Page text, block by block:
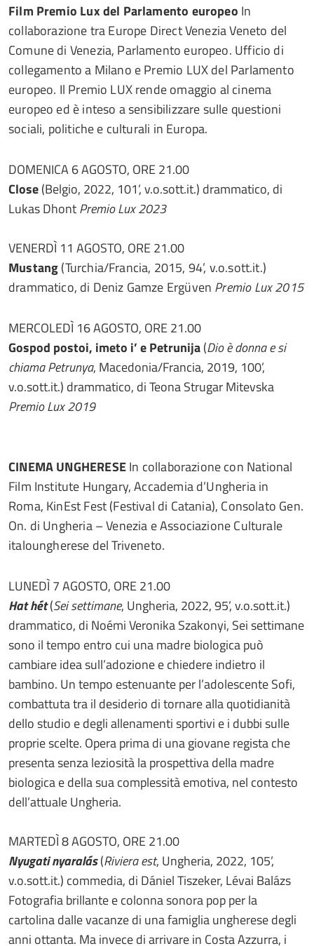
Film Premio Lux del Parlamento europeo In
collaborazione tra Europe Direct Venezia Veneto del
Comune di Venezia, Parlamento europeo. Ufficio di
collegamento a Milano e Premio LUX del Parlamento
europeo. Il Premio LUX rende omaggio al cinema
europeo ed è inteso a sensibilizzare sulle questioni
sociali, politiche e culturali in Europa.
DOMENICA 6 AGOSTO, ORE 21.00
Close(Belgio, 2022, 101’, v.o.sott.it.) drammatico, di
Lukas DhontPremio Lux 2023
VENERDÌ 11 AGOSTO, ORE 21.00
Mustang(Turchia/Francia, 2015, 94’, v.o.sott.it.)
drammatico, di Deniz Gamze Ergüven Premio Lux 2015
MERCOLEDÌ 16 AGOSTO, ORE 21.00
Gospod postoi, imeto i’ e Petrunija(Dio è donna e si
chiama Petrunya, Macedonia/Francia, 2019, 100’,
v.o.sott.it.) drammatico, di Teona Strugar Mitevska
Premio Lux 2019
CINEMA UNGHERESEIn collaborazione con National
Film Institute Hungary, Accademia d’Ungheria in
Roma, KinEst Fest (Festival di Catania), Consolato Gen.
On. di Ungheria – Venezia e Associazione Culturale
italoungherese del Triveneto.
LUNEDÌ 7 AGOSTO, ORE 21.00
Hat hét(Sei settimane, Ungheria, 2022, 95’, v.o.sott.it.)
drammatico, di Noémi Veronika Szakonyi, Sei settimane
sono il tempo entro cui una madre biologica può
cambiare idea sull’adozione e chiedere indietro il
bambino. Un tempo estenuante per l’adolescente Sofi,
combattuta tra il desiderio di tornare alla quotidianità
dello studio e degli allenamenti sportivi e i dubbi sulle
proprie scelte. Opera prima di una giovane regista che
presenta senza leziosità la prospettiva della madre
biologica e della sua complessità emotiva, nel contesto
dell’attuale Ungheria.
MARTEDÌ 8 AGOSTO, ORE 21.00
Nyugati nyaralás(Riviera est, Ungheria, 2022, 105’,
v.o.sott.it.) commedia, di Dániel Tiszeker, Lévai Balázs
Fotografia brillante e colonna sonora pop per la
cartolina dalle vacanze di una famiglia ungherese degli
anni ottanta. Ma invece di arrivare in Costa Azzurra, i